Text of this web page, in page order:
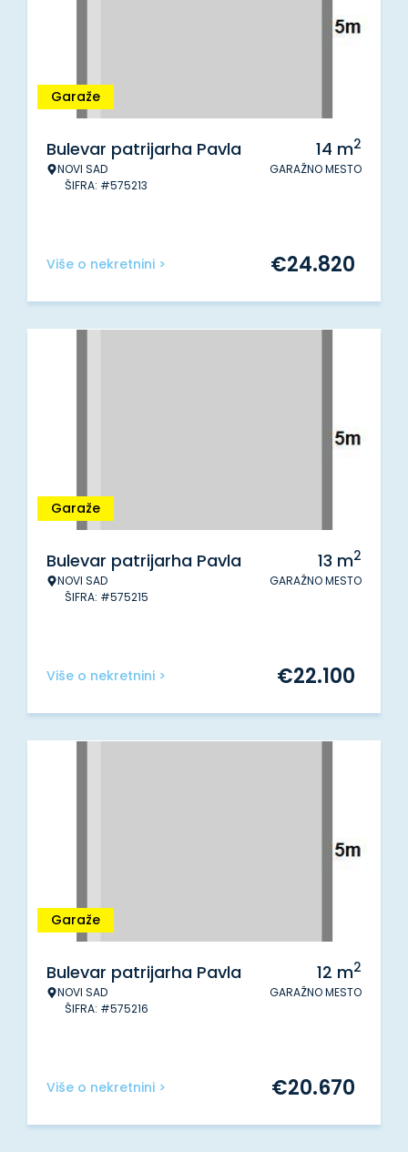
Garaže
Bulevar patrijarha Pavla
NOVI SAD
ŠIFRA: #575213
14 m2
GARAŽNO MESTO
Više o nekretnini > €24.820
Garaže
Bulevar patrijarha Pavla
NOVI SAD
ŠIFRA: #575215
13 m2
GARAŽNO MESTO
Više o nekretnini > €22.100
Garaže
Bulevar patrijarha Pavla
NOVI SAD
ŠIFRA: #575216
12 m2
GARAŽNO MESTO
Više o nekretnini > €20.670